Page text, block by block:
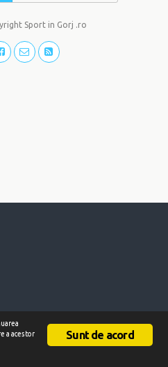
Sport in Gorj .ro
Sunt de acord
a acestor